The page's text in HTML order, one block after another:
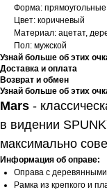
Форма: прямоугольные
Цвет: коричневый
Материал: ацетат,
Пол: мужской
Узнай больше об этих
Доставка и оплата
Возврат и обмен
Узнай больше об этих
Mars -
в видении
максимально
Информация об оправе:
Оправа с
Рамка из крепкого и